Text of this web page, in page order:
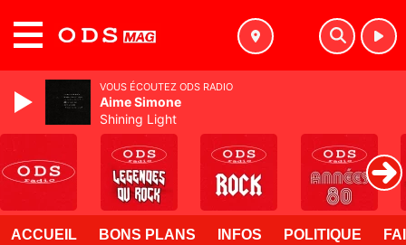
ACCUEIL BONS PLANS INFOS POLITIQUE
VOUS ÉCOUTEZ ODS RADIO
Aime Simone
Shining Light